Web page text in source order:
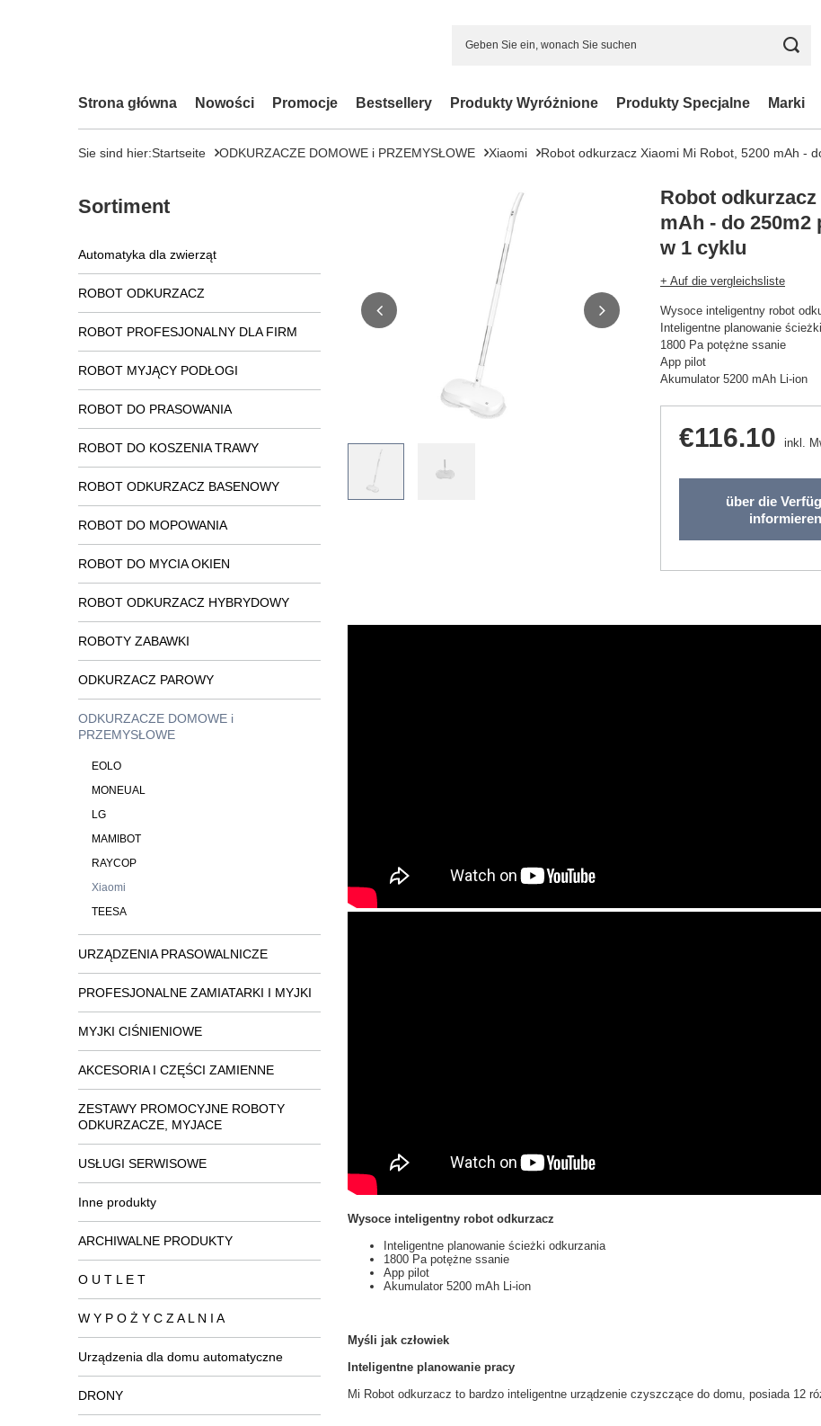
Strona główna Nowości Promocje Bestsellery Produkty Wyróżnione Produkty Specjalne Marki
Sie sind hier:Startseite ODKURZACZE DOMOWE i PRZEMYSŁOWE Xiaomi Robot odkurzacz Xiaomi Mi Robot, 5200 mAh -
Sortiment
Automatyka dla zwierząt
ROBOT ODKURZACZ
ROBOT PROFESJONALNY DLA FIRM
ROBOT MYJĄCY PODŁOGI
ROBOT DO PRASOWANIA
ROBOT DO KOSZENIA TRAWY
ROBOT ODKURZACZ BASENOWY
ROBOT DO MOPOWANIA
ROBOT DO MYCIA OKIEN
ROBOT ODKURZACZ HYBRYDOWY
ROBOTY ZABAWKI
ODKURZACZ PAROWY
ODKURZACZE DOMOWE i
PRZEMYSŁOWE
EOLO
MONEUAL
LG
MAMIBOT
RAYCOP
Xiaomi
TEESA
URZĄDZENIA PRASOWALNICZE
PROFESJONALNE ZAMIATARKI I MYJKI
MYJKI CIŚNIENIOWE
AKCESORIA I CZĘŚCI ZAMIENNE
ZESTAWY PROMOCYJNE ROBOTY
ODKURZACZE, MYJACE
USŁUGI SERWISOWE
Inne produkty
ARCHIWALNE PRODUKTY
O U T L E T
W Y P O Ż Y C Z A L N I A
Urządzenia dla domu automatyczne
DRONY
Robot
mAh - do
w 1 cyklu
+ Auf die vergleichsliste
Wysoce inteligentny robot
Inteligentne planowanie ścieżki
1800 Pa potężne ssanie
App pilot
Akumulator 5200 mAh Li-ion
€116.10 inkl.
über die
informieren
Wysoce inteligentny robot odkurzacz
Inteligentne planowanie ścieżki odkurzania
1800 Pa potężne ssanie
App pilot
Akumulator 5200 mAh Li-ion
Myśli jak człowiek
Inteligentne planowanie pracy
Mi Robot odkurzacz to bardzo inteligentne urządzenie czyszczące do domu, posiada 12